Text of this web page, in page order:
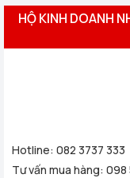
HỘ KINH DOANH
Hotline: 082 3737 333
Tư vấn mua hàng: 098